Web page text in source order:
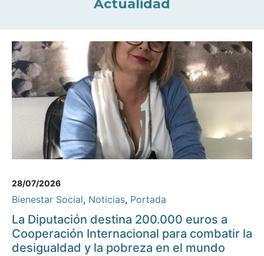
Actualidad
28/07/2026
Bienestar Social, Noticias, Portada
La Diputación destina 200.000 euros a
Cooperación Internacional para combatir la
desigualdad y la pobreza en el mundo